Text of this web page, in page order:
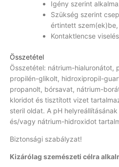
Igény szerint
Szükség szerint
értintett
Kontaktlencse
Összetétel
Összetétel: nátrium-hialuronátot,
propilén-glikolt, hidroxipropil-
propanolt, bórsavat, nátrium-
kloridot és tisztított vizet
steril oldat. A pH
és/vagy nátrium-hidroxidot
Biztonsági szabályzat!
Kizárólag szemészeti célra